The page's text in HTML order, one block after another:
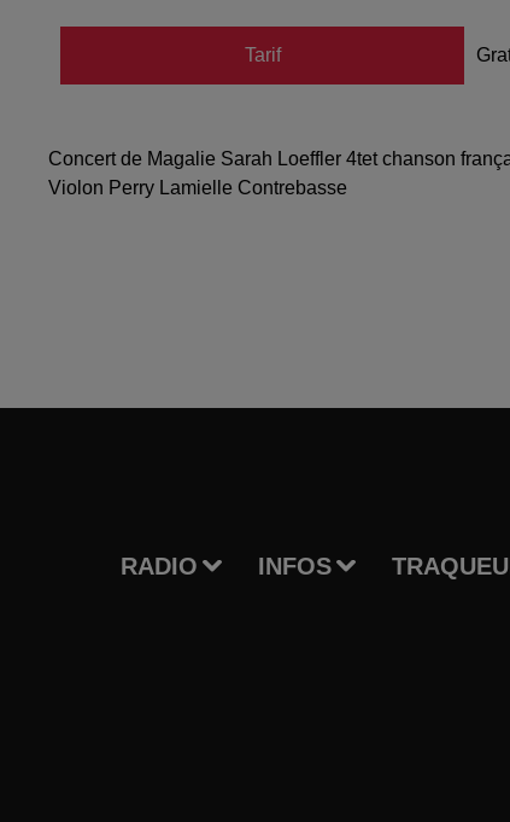
Tarif
Concert de Magalie Sarah Loeffler 4tet chanson
Violon Perry Lamielle Contrebasse
RADIO INFOS